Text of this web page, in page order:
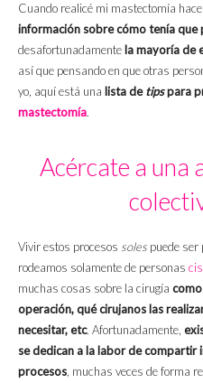
Cuando realicé mi mastectomía
información sobre cómo tenía que
desafortunadamente la mayoría de
así que pensando en que otras
yo, aquí está una lista detipspara
mastectomía.
Acércate a una
Vivir estos procesos soles puede ser
rodeamos solamente de personas
muchas cosas sobre la cirugía
operación, qué cirujanos las
necesitar, etc. Afortunadamente,
se dedican a la labor de
procesos, muchas veces de forma